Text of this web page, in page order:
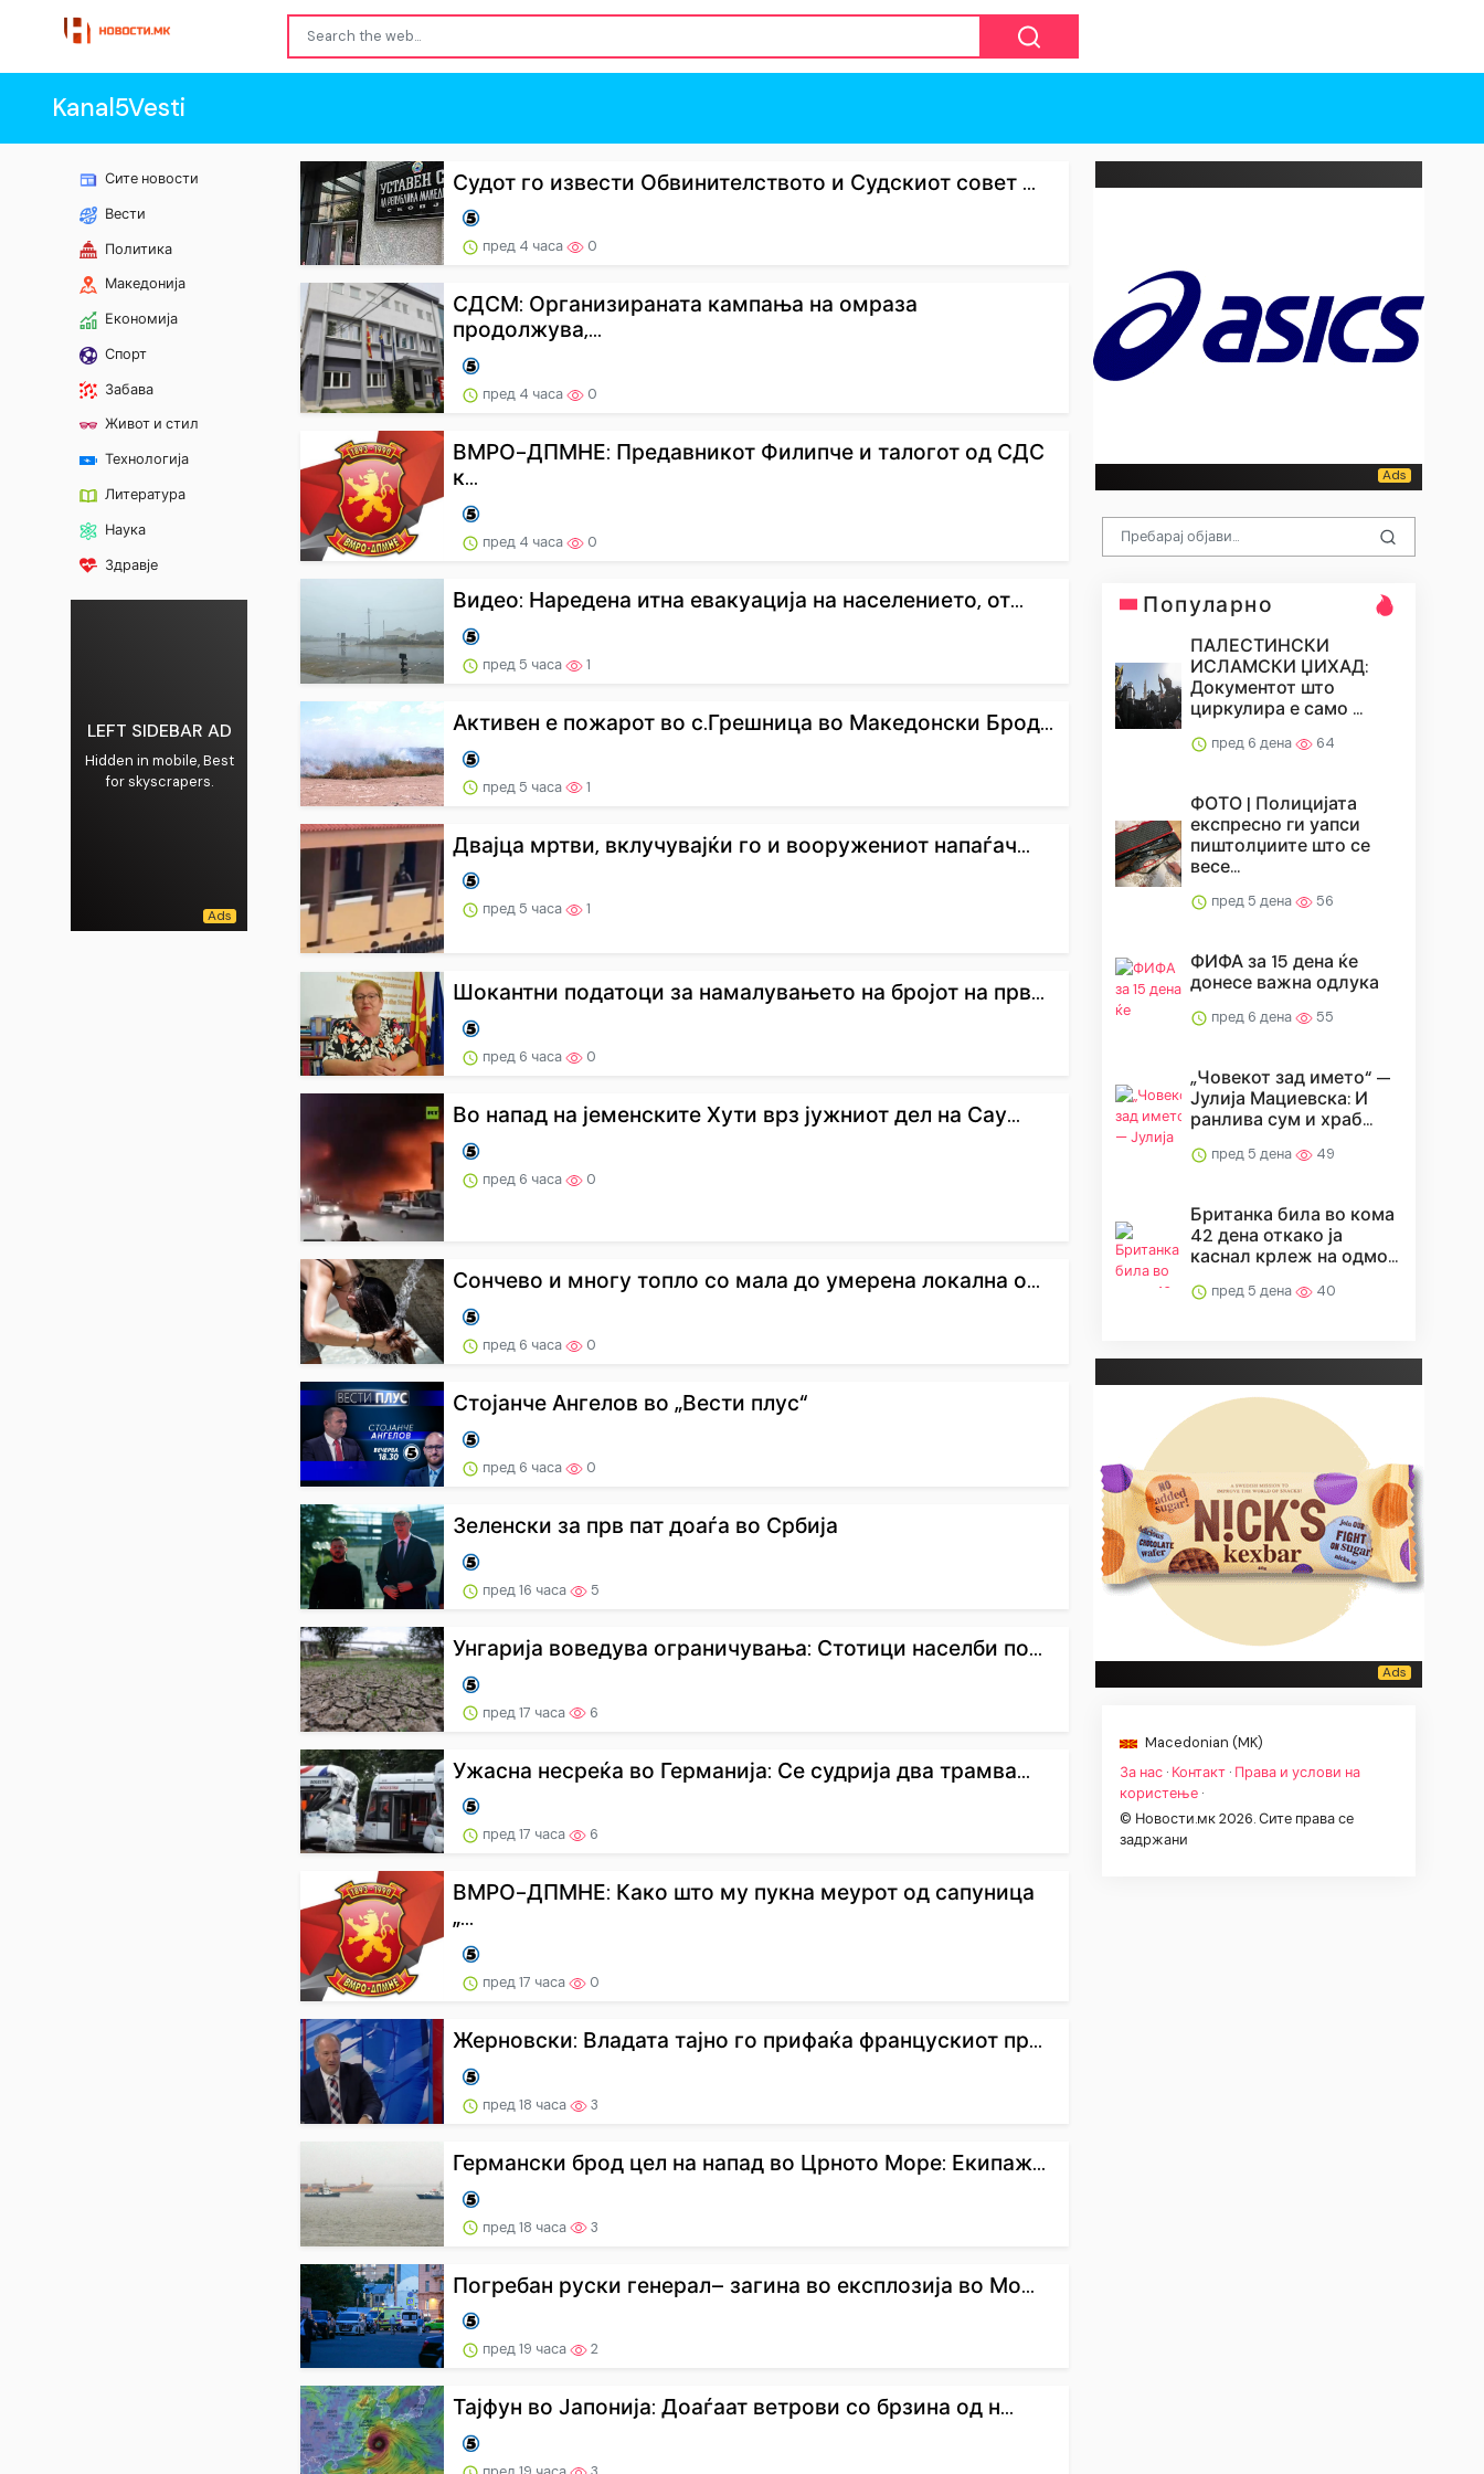
Kanal5Vesti
Сите новости
Вести
Политика
Македонија
Економија
Спорт
Забава
Живот и стил
Технологија
Литература
Наука
Здравје
LEFT SIDEBAR AD
Hidden in mobile, Best
for skyscrapers.
Судот го извести Обвинителството и Судскиот совет ...
пред 4 часа 0
СДСМ: Организираната кампања на омраза
продолжува,...
пред 4 часа 0
ВМРО-ДПМНЕ: Предавникот Филипче и талогот од СДС
к...
пред 4 часа 0
Видео: Наредена итна евакуација на населението, от...
пред 5 часа 1
Активен е пожарот во с.Грешница во Македонски Брод...
пред 5 часа 1
Двајца мртви, вклучувајќи го и вооружениот напаѓач...
пред 5 часа 1
Шокантни податоци за намалувањето на бројот на прв...
пред 6 часа 0
Во напад на јеменските Хути врз јужниот дел на Сау...
пред 6 часа 0
Сончево и многу топло со мала до умерена локална о...
пред 6 часа 0
Стојанче Ангелов во „Вести плус“
пред 6 часа 0
Зеленски за прв пат доаѓа во Србија
пред 16 часа 5
Унгарија воведува ограничувања: Стотици населби по...
пред 17 часа 6
Ужасна несреќа во Германија: Се судрија два трамва...
пред 17 часа 6
ВМРО-ДПМНЕ: Како што му пукна меурот од сапуница
„...
пред 17 часа 0
Жерновски: Владата тајно го прифаќа францускиот пр...
пред 18 часа 3
Германски брод цел на напад во Црното Море: Екипаж...
пред 18 часа 3
Погребан руски генерал– загина во експлозија во Мо...
пред 19 часа 2
Тајфун во Јапонија: Доаѓаат ветрови со брзина од н...
Популарно
ПАЛЕСТИНСКИ
ИСЛАМСКИ ЏИХАД:
Документот што
циркулира е само ...
пред 6 дена 64
ФОТО | Полицијата
експресно ги уапси
пиштолџиите што се
весе...
пред 5 дена 56
ФИФА за 15 дена ќе
донесе важна одлука
пред 6 дена 55
„Човекот зад името“ —
Јулија Мациевска: И
ранлива сум и храб...
пред 5 дена 49
Британка била во кома
42 дена откако ја
каснал крлеж на одмо...
пред 5 дена 40
Macedonian (MK)
За нас · Контакт · Права и услови на
користење ·
© Новости.мк 2026. Сите права се
задржани